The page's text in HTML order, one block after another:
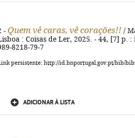
- Quem vê caras, vê corações!! /
: Coisas de Ler, 2025. - 44, [7] p.
8218-79-7
persistente: http://id.bnportugal.gov.pt/bib/
ADICIONAR À LISTA